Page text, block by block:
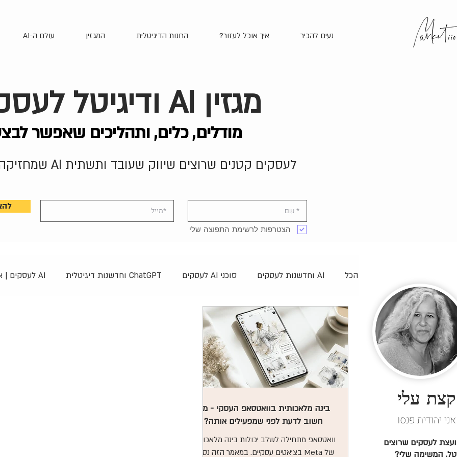
נעים להכיר איך אוכל לעזור? החנות הדיגיטלית המגזין עולם ה-AI
מגזין AI ודיגיטל לעסקים
מודלים, כלים, ותהליכים שאפשר
לעסקים קטנים שרוצים שיווק שעובד ותשתית AI שמחזיקה לאורך זמן
הצטרפות לרשימת התפוצה שלי
קצת עלי
אני יהודית פנסו
לעסקים שרוצים
המשימה שלי?
הכל AI וחדשנות לעסקים סוכני AI לעסקים ChatGPT וחדשנות דיגיטלית AI לעסקים | אסטרטגיה, אוטומציה
Canva לעסקים - מדריכים ותבניות אסטרטגיות שיווק דיגיטליות
חנויות מקווננות להרוויח אונליין
מנהלות את הרשת יוטיוב - YouTube
בינה מלאכותית בוואטסאפ העסקי - מה
חשוב לדעת לפני שמפעילים אותה?
וואטסאפ מתחילה לשלב יכולות בינה מלאכותית
של Meta בצ'אטים עסקיים. במאמר הזה נסביר